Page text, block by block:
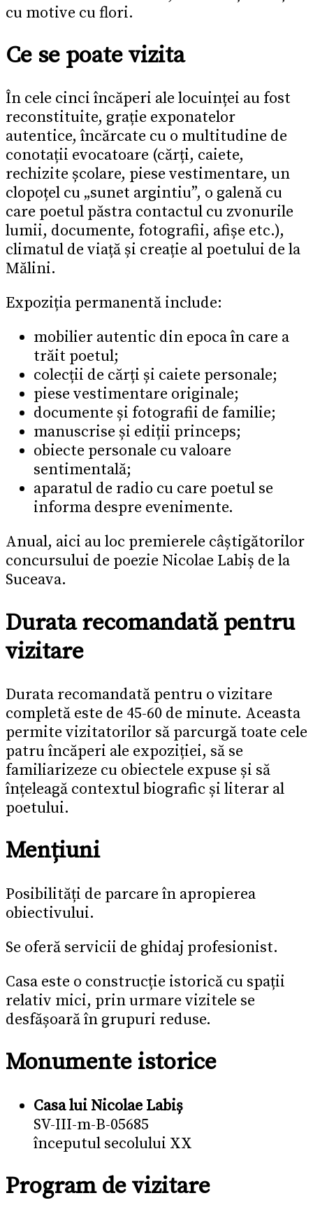
cu motive cu flori.
Ce se poate vizita
În cele cinci încăperi ale locuinței au fost
reconstituite, grație exponatelor
autentice, încărcate cu o multitudine de
conotații evocatoare (cărți, caiete,
rechizite școlare, piese vestimentare, un
clopoțel cu „sunet argintiu”, o galenă cu
care poetul păstra contactul cu zvonurile
lumii, documente, fotografii, afișe etc.),
climatul de viață și creație al poetului de la
Mălini.
Expoziția permanentă include:
mobilier autentic din epoca în care a
trăit poetul;
colecții de cărți și caiete personale;
piese vestimentare originale;
documente și fotografii de familie;
manuscrise și ediții princeps;
obiecte personale cu valoare
sentimentală;
aparatul de radio cu care poetul se
informa despre evenimente.
Anual, aici au loc premierele câștigătorilor
concursului de poezie Nicolae Labiș de la
Suceava.
Durata recomandată pentru
vizitare
Durata recomandată pentru o vizitare
completă este de 45-60 de minute. Aceasta
permite vizitatorilor să parcurgă toate cele
patru încăperi ale expoziției, să se
familiarizeze cu obiectele expuse și să
înțeleagă contextul biografic și literar al
poetului.
Mențiuni
Posibilități de parcare în apropierea
obiectivului.
Se oferă servicii de ghidaj profesionist.
Casa este o construcție istorică cu spații
relativ mici, prin urmare vizitele se
desfășoară în grupuri reduse.
Monumente istorice
Casa lui Nicolae Labiș
SV-III-m-B-05685
începutul secolului XX
Program de vizitare